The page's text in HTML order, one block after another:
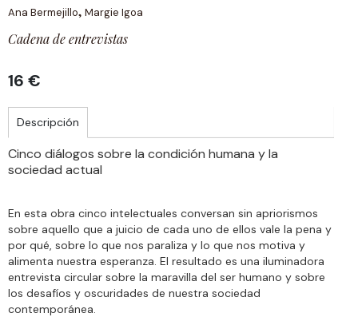
Ana Bermejillo, Margie Igoa
Cadena de entrevistas
16 €
Descripción
Cinco diálogos sobre la condición humana y la
sociedad actual
En esta obra cinco intelectuales conversan sin apriorismos
sobre aquello que a juicio de cada uno de ellos vale la pena y
por qué, sobre lo que nos paraliza y lo que nos motiva y
alimenta nuestra esperanza. El resultado es una iluminadora
entrevista circular sobre la maravilla del ser humano y sobre
los desafíos y oscuridades de nuestra sociedad
contemporánea.